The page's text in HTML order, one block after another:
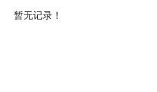
暂无记录！